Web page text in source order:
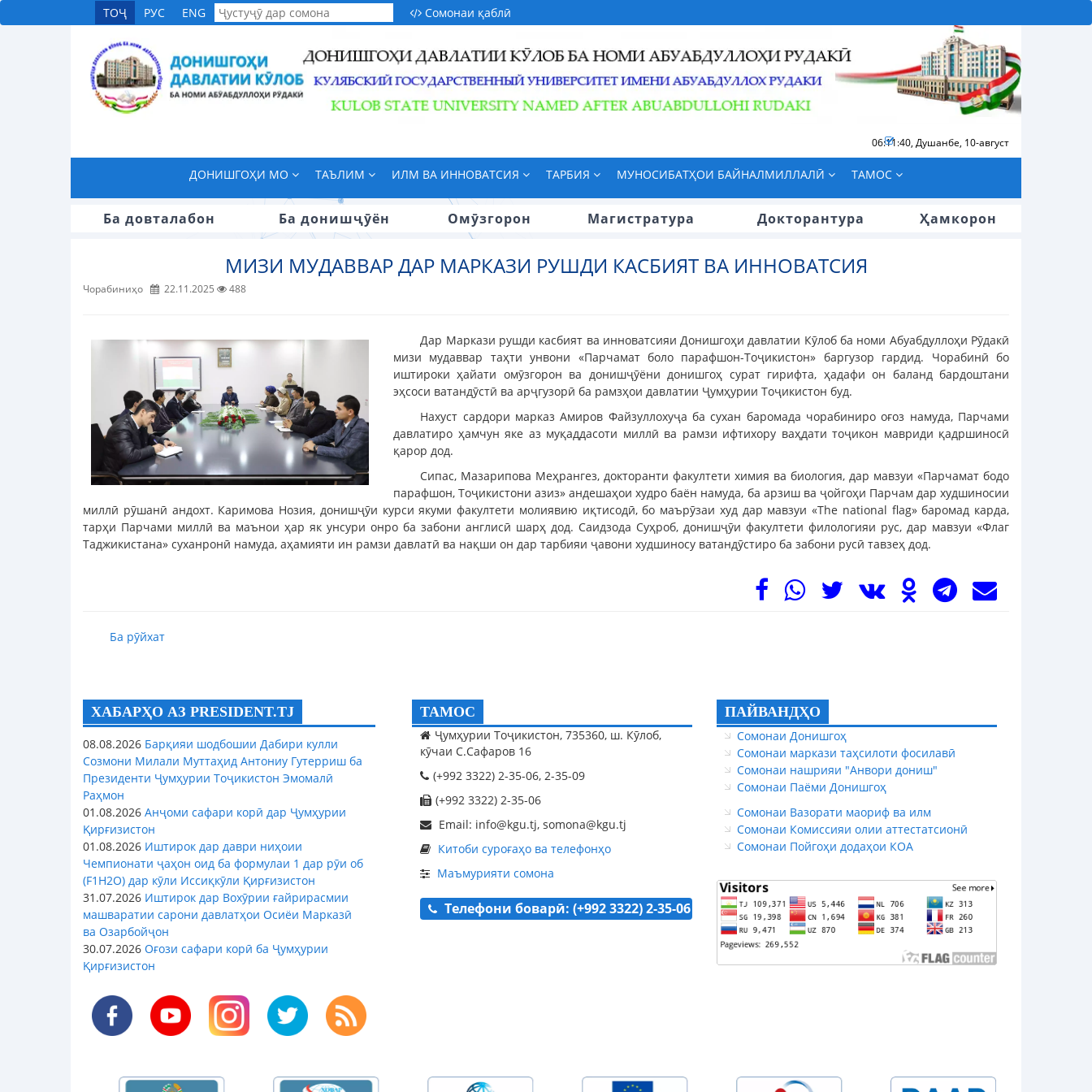
ТОҶ РУС ENG Сомонаи қаблӣ
06:11:41, Душанбе, 10-август
ДОНИШГОҲИ МО ТАЪЛИМ ИЛМ ВА ИННОВАТСИЯ ТАРБИЯ МУНОСИБАТҲОИ БАЙНАЛМИЛЛАЛӢ ТАМОС
Ба довталабон Ба донишҷӯён Омӯзгорон Магистратура Докторантура Ҳамкорон
МИЗИ МУДАВВАР ДАР МАРКАЗИ РУШДИ КАСБИЯТ ВА ИННОВАТСИЯ
Чорабиниҳо 22.11.2025 488
Дар Маркази рушди касбият ва инноватсияи Донишгоҳи давлатии Кӯлоб ба номи Абуабдуллоҳи Рӯдакӣ
мизи мудаввар таҳти унвони «Парчамат боло парафшон-Тоҷикистон» баргузор гардид. Чорабинӣ бо
иштироки ҳайати омӯзгорон ва донишҷӯёни донишгоҳ сурат гирифта, ҳадафи он баланд бардоштани
эҳсоси ватандӯстӣ ва арҷгузорӣ ба рамзҳои давлатии Ҷумҳурии Тоҷикистон буд.
Нахуст сардори марказ Амиров Файзуллохуҷа ба сухан баромада чорабиниро оғоз намуда, Парчами
давлатиро ҳамчун яке аз муқаддасоти миллӣ ва рамзи ифтихору ваҳдати тоҷикон мавриди қадршиносӣ
қарор дод.
Сипас, Мазарипова Меҳрангез, докторанти факултети химия ва биология, дар мавзуи «Парчамат бодо
парафшон, Тоҷикистони азиз» андешаҳои худро баён намуда, ба арзиш ва ҷойгоҳи Парчам дар худшиносии
миллӣ рӯшанӣ андохт. Каримова Нозия, донишҷӯи курси якуми факултети молиявию иқтисодӣ, бо маърӯзаи худ дар мавзуи «The national flag» баромад карда,
тарҳи Парчами миллӣ ва маънои ҳар як унсури онро ба забони англисӣ шарҳ дод. Саидзода Суҳроб, донишҷӯи факултети филологияи рус, дар мавзуи «Флаг
Таджикистана» суханронӣ намуда, аҳамияти ин рамзи давлатӣ ва нақши он дар тарбияи ҷавони худшиносу ватандӯстиро ба забони русӣ тавзеҳ дод.
Ба рӯйхат
ХАБАРҲО АЗ PRESIDENT.TJ
08.08.2026 Барқияи шодбошии Дабири кулли
Созмони Милали Муттаҳид Антониу Гутерриш ба
Президенти Ҷумҳурии Тоҷикистон Эмомалӣ
Раҳмон
01.08.2026 Анҷоми сафари корӣ дар Ҷумҳурии
Қирғизистон
01.08.2026 Иштирок дар даври ниҳоии
Чемпионати ҷаҳон оид ба формулаи 1 дар рӯи об
(F1H2O) дар кӯли Иссиқкӯли Қирғизистон
31.07.2026 Иштирок дар Вохӯрии ғайрирасмии
машваратии сарони давлатҳои Осиёи Марказӣ
ва Озарбойҷон
30.07.2026 Оғози сафари корӣ ба Ҷумҳурии
Қирғизистон
ТАМОС
Ҷумҳурии Тоҷикистон, 735360, ш. Кӯлоб,
кӯчаи С.Сафаров 16
(+992 3322) 2-35-06, 2-35-09
(+992 3322) 2-35-06
Email: info@kgu.tj, somona@kgu.tj
Китоби суроғаҳо ва телефонҳо
Маъмурияти сомона
Телефони боварӣ: (+992 3322) 2-35-06
ПАЙВАНДҲО
Сомонаи Донишгоҳ
Сомонаи маркази таҳсилоти фосилавӣ
Сомонаи нашрияи "Анвори дониш"
Сомонаи Паёми Донишгоҳ
Сомонаи Вазорати маориф ва илм
Сомонаи Комиссияи олии аттестатсионӣ
Сомонаи Пойгоҳи додаҳои КОА